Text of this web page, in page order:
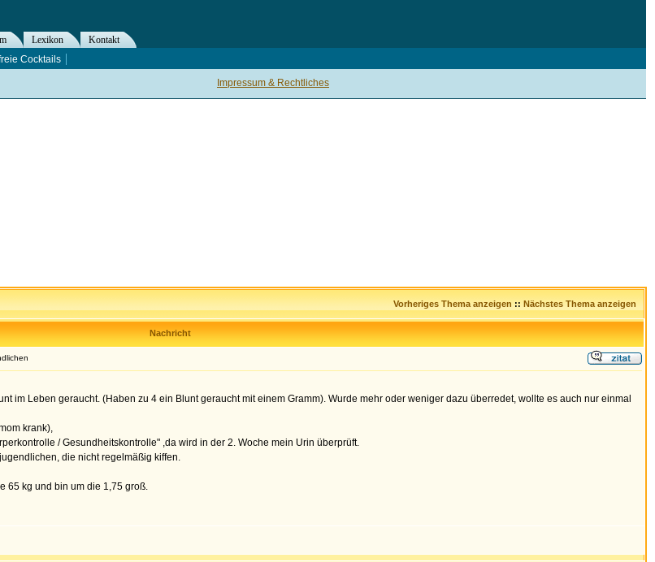
Vorheriges Thema anzeigen :: Nächstes Thema anzeigen
Nachricht
im Leben geraucht. (Haben zu 4 ein Blunt geraucht mit einem Gramm). Wurde mehr oder weniger dazu überredet, wollte es auch nur einmal
krank),
/ Gesundheitskontrolle" ,da wird in der 2. Woche mein Urin überprüft.
die nicht regelmäßig kiffen.
65 kg und bin um die 1,75 groß.
Impressum & Rechtliches
Lexikon
Kontakt
Cocktails